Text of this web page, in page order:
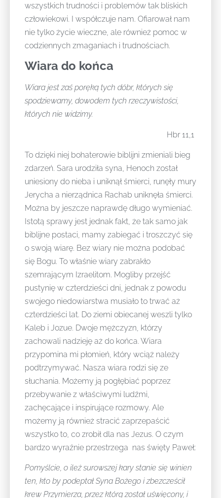
wszystkich trudności i problemów tak bliskich
człowiekowi. I współczuje nam. Ofiarował nam
nie tylko życie wieczne, ale również pomoc w
codziennych zmaganiach i trudnościach.
Wiara do końca
Wiara jest zaś poręką tych dóbr, których się
spodziewamy, dowodem tych rzeczywistości,
których nie widzimy.
Hbr 11,1
To dzięki niej bohaterowie biblijni zmieniali bieg
zdarzeń. Sara urodziła syna, Henoch został
uniesiony do nieba i uniknął śmierci, runęły mury
Jerycha a nierządnica Rachab uniknęła śmierci.
Można by jeszcze naprawdę długo wymieniać.
Istotą sprawy jest jednak fakt, że tak samo jak
biblijne postaci, mamy zabiegać i troszczyć się
o swoją wiarę. Bez wiary nie można podobać
się Bogu. To właśnie wiary zabrakło
szemrającym Izraelitom. Mogliby przejść
pustynię w czterdzieści dni, jednak z powodu
swojego niedowiarstwa musiało to trwać aż
czterdzieści lat. Do ziemi obiecanej weszli tylko
Kaleb i Jozue. Dwoje mężczyzn, którzy
zachowali nadzieję aż do końca. Wiara
przypomina mi płomień, który wciąż należy
podtrzymywać. Nasza wiara rodzi się ze
słuchania. Możemy ją pogłębiać poprzez
przebywanie z właściwymi ludźmi,
zachęcające i inspirujące rozmowy. Ale
możemy ją również stracić zaprzepaścić
wszystko to, co zrobił dla nas Jezus. O czym
bardzo wyraźnie przestrzega nas święty Paweł:
Pomyślcie, o ileż surowszej kary stanie się winien
ten, kto by podeptał Syna Bożego i zbezcześcił
krew Przymierza, przez którą został uświęcony, i